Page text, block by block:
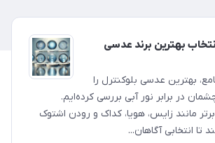
بهترین برند عدسی
بهترین عدسی بلوکنترل را
در برابر نور آبی بررسی کرده‌ایم.
مانند زایس، هویا، کداک و رودن اشتوک
انتخابی آگاهان...